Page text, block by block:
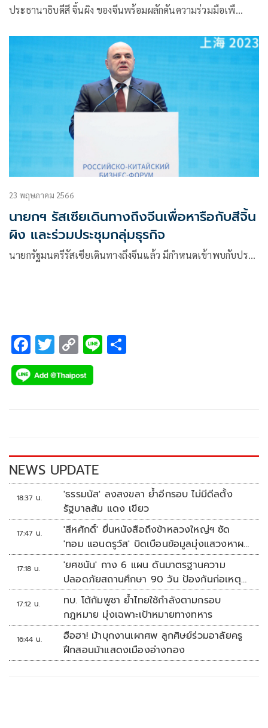
ประธานาธิบดีสี จิ้นผิง ของจีนพร้อมผลักดันความร่วมมือเพื…
23 พฤษภาคม 2566
นายกฯ รัสเซียเดินทางถึงจีนเพื่อหารือกับสีจิ้น
ผิง และร่วมประชุมกลุ่มธุรกิจ
นายกรัฐมนตรีรัสเซียเดินทางถึงจีนแล้ว มีกำหนดเข้าพบกับปร…
F
ac
e
k
T
wi
tt
C
o
p
k
Li
NEWS UPDATE
18:37 น.
'ธรรมนัส' ลงสงขลา ย้ำอีกรอบ ไม่มีดีลตั้ง
รัฐบาลส้ม แดง เขียว
17:47 น.
'สีหศักดิ์' ยื่นหนังสือถึงข้าหลวงใหญ่ฯ ซัด
'ทอม แอนดรูว์ส' บิดเบือนข้อมูลมุ่งแสวงหาผล
ประโยชน์ทางการเมือง
17:18 น.
'ยศชนัน' กาง 6 แผน ดันมาตรฐานความ
ปลอดภัยสถานศึกษา 90 วัน ป้องกันก่อเหตุ
รุนแรง
17:12 น.
ทบ. โต้กัมพูชา ย้ำไทยใช้กำลังตามกรอบ
กฎหมาย มุ่งเฉพาะเป้าหมายทางทหาร
16:44 น.
ฮือฮา! ม้าบุกงานเผาศพ ลูกศิษย์ร่วมอาลัยครู
ฝึกสอนม้าแสดงเมืองอ่างทอง